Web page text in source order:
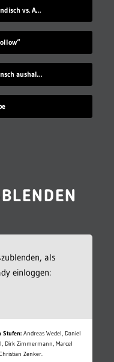
Englisch vs. Deutsch vs. Niederländisch vs. Afrikaans
Das Schmerzhafteste, das ein Mensch aushalten kann
als
einloggen:
Stufen: Andreas Wedel, Daniel
Dirk Zimmermann, Marcel
Zenker.